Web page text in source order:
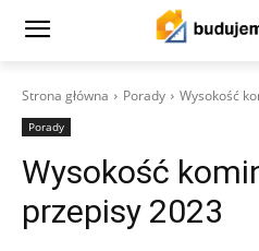
Strona główna Porady Wysokość
Porady
Wysokość
przepisy 2023